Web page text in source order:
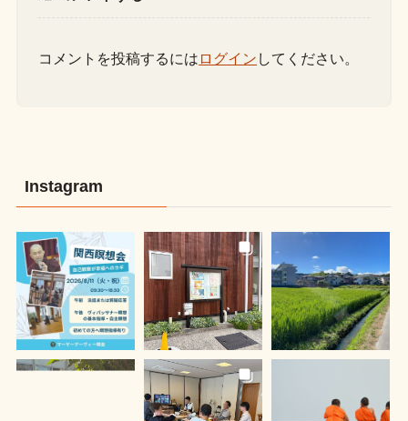
コメントを投稿するには ログイン してください。
Instagram